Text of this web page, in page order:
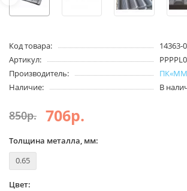
Код товара:
14363-
Артикул:
Производитель:
Наличие:
В
850р. 706р.
Толщина металла, мм:
0.65
Цвет: